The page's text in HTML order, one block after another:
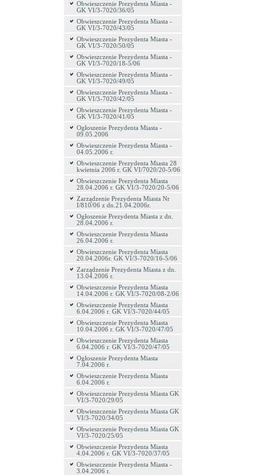
Obwieszczenie Prezydenta Miasta -
GK VI/3-7020/36/05
Obwieszczenie Prezydenta Miasta -
GK VI/3-7020/43/05
Obwieszczenie Prezydenta Miasta -
GK VI/3-7020/50/05
Obwieszczenie Prezydenta Miasta -
GK VI/3-7020/18-5/06
Obwieszczenie Prezydenta Miasta -
GK VI/3-7020/49/05
Obwieszczenie Prezydenta Miasta -
GK VI/3-7020/42/05
Obwieszczenie Prezydenta Miasta -
GK VI/3-7020/41/05
Ogłoszenie Prezydenta Miasta -
09.05.2006
Obwieszczenie Prezydenta Miasta -
04.05.2006 r.
Obwieszczenie Prezydenta Miasta 28
kwietnia 2006 r. GK VI/7020/20-5/06
Obwieszczenie Prezydenta Miasta
28.04.2006 r. GK VI/3-7020/20-5/06
Zarządzenie Prezydenta Miasta Nr
I/810/06 z dn.21.04.2006r.
Ogłoszenie Prezydenta Miasta z dn.
28.04.2006 r.
Obwieszczenie Prezydenta Miasta
26.04.2006 r.
Obwieszczenie Prezydenta Miasta
20.04.2006r. GK VI/3-7020/16-5/06
Zarządzenie Prezydenta Miasta z dn.
13.04.2006 r.
Obwieszczenie Prezydenta Miasta
14.04.2006 r. GK VI/3-7020/08-2/06
Obwieszczenie Prezydenta Miasta
6.04.2006 r. GK VI/3-7020/44/05
Obwieszczenie Prezydenta Miasta
10.04.2006 r. GK VI/3-7020/47/05
Obwieszczenie Prezydenta Miasta
6.04.2006 r. GK VI/3-7020/47/05
Ogłoszenie Prezydenta Miasta
7.04.2006 r.
Obwieszczenie Prezydenta Miasta
6.04.2006 r.
Obwieszczenie Prezydenta Miasta GK
VI/3-7020/29/05
Obwieszczenie Prezydenta Miasta GK
VI/3-7020/34/05
Obwieszczenie Prezydenta Miasta GK
VI/3-7020/25/05
Obwieszczenie Prezydenta Miasta
4.04.2006 r. GK VI/3-7020/37/05
Obwieszczenie Prezydenta Miasta -
3.04.2006 r.